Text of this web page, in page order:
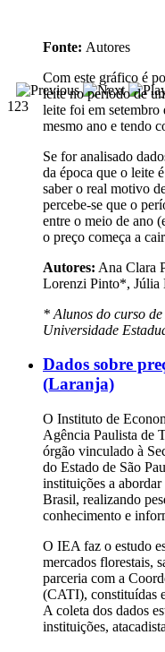
123
Fonte: Autores
Com este gráfico é
leite no período de
leite foi em setembro
mesmo ano e tendo
Se for analisado
da época que o leite
saber o real motivo
percebe-se que o
entre o meio de ano
o preço começa a
Autores: Ana Clara
Lorenzi Pinto*, Júlia
* Alunos do curso
Universidade
Dados sobre
(Laranja)
O Instituto de
Agência Paulista de
órgão vinculado à
do Estado de São
instituições a
Brasil, realizando
conhecimento e
O IEA faz o estudo
mercados florestais,
parceria com a
(CATI), constituídas
A coleta dos dados
instituições,